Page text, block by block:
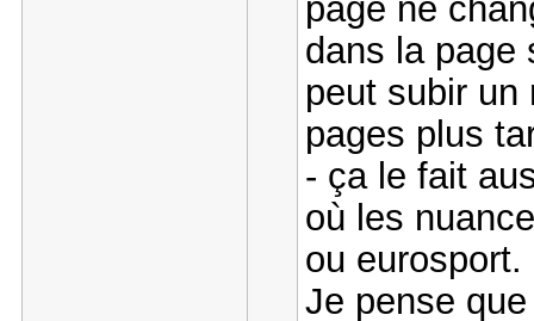
page ne
dans la page
peut subir un
pages plus
- ça le fait
où les
ou eurosport.
Je pense